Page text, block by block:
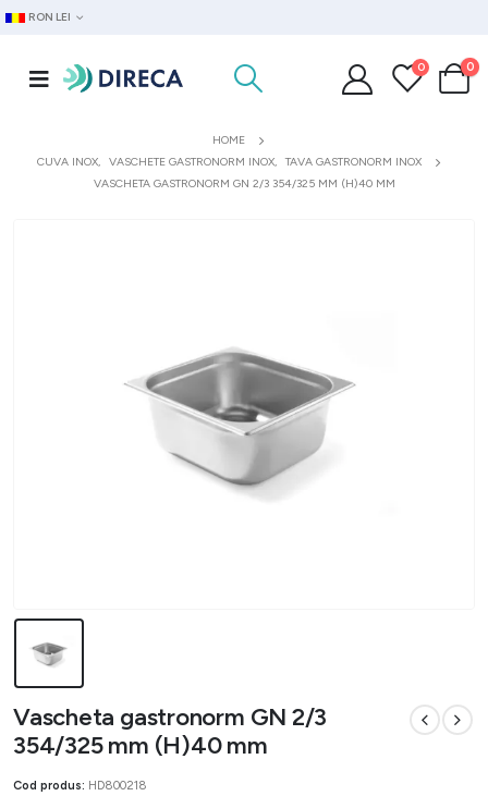
RON LEI
0 0
HOME
CUVA INOX, VASCHETE GASTRONORM INOX, TAVA GASTRONORM INOX
VASCHETA GASTRONORM GN 2/3 354/325 MM (H)40 MM
Vascheta gastronorm GN 2/3
354/325 mm (H)40 mm
Cod produs: HD800218